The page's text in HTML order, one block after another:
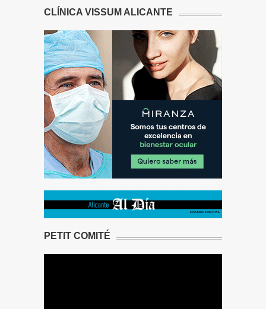
CLÍNICA VISSUM ALICANTE
PETIT COMITÉ